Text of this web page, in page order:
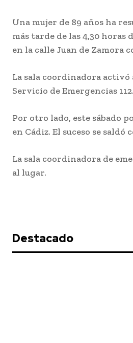
Una mujer de 89 años ha
más tarde de las 4,30 horas
en la calle Juan de Zamora
La sala coordinadora activó
Servicio de Emergencias 112.
Por otro lado, este sábado
en Cádiz. El suceso se
La sala coordinadora de
al lugar.
Destacado